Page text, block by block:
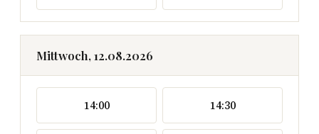
Mittwoch, 12.08.2026
14:00 14:30